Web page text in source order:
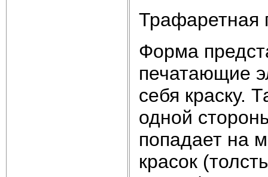
Трафаретная
Форма
печатающие
себя краску.
одной
попадает на
красок